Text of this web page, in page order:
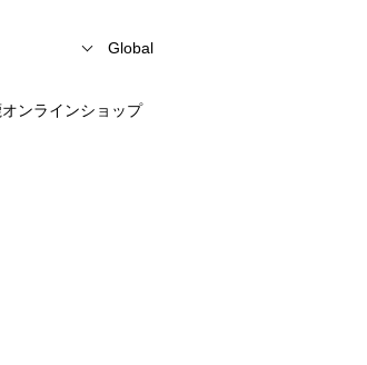
Global
ンラインショップ